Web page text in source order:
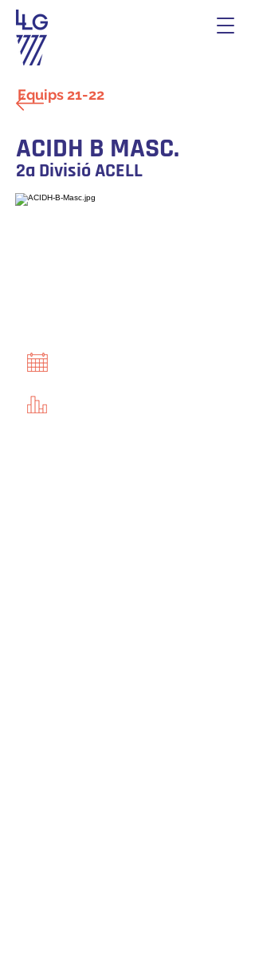
Equips 21-22
ACIDH B MASC.
2a Divisió ACELL